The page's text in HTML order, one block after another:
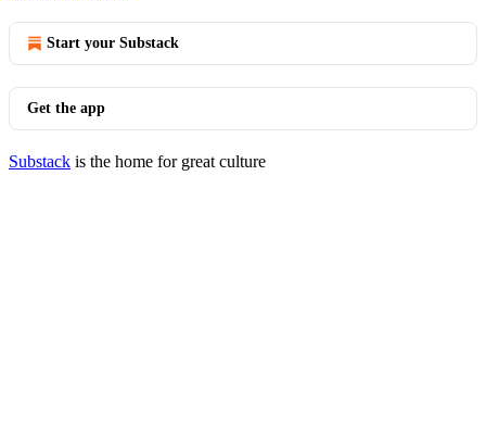
Start your Substack
Get the app
Substack is the home for great culture